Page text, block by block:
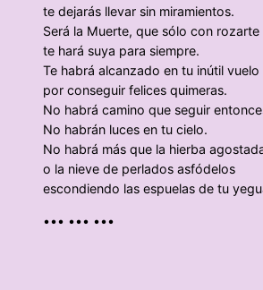
te dejarás llevar sin miramientos.
Será la Muerte, que sólo con rozarte
te hará suya para siempre.
Te habrá alcanzado en tu inútil vuelo
por conseguir felices quimeras.
No habrá camino que seguir
No habrán luces en tu cielo.
No habrá más que la hierba
o la nieve de perlados asfódelos
escondiendo las espuelas de tu
••• ••• •••